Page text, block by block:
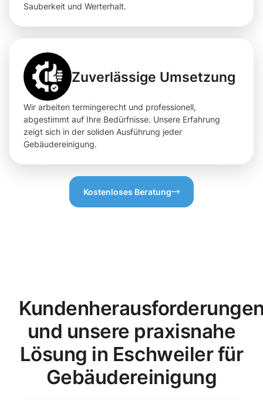
Sauberkeit und Werterhalt.
Zuverlässige Umsetzung
Wir arbeiten termingerecht und professionell,
abgestimmt auf Ihre Bedürfnisse. Unsere Erfahrung
zeigt sich in der soliden Ausführung jeder
Gebäudereinigung.
Kostenloses Beratung
und unsere praxisnahe
Lösung in Eschweiler für
Gebäudereinigung